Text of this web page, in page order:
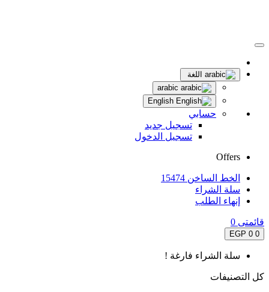
اللغة
حسابي
تسجيل جديد
تسجيل الدخول
Offers
الخط الساخن 15474
سلة الشراء
إنهاء الطلب
قائمتى 0
0
0 EGP
سلة الشراء فارغة !
كل التصنيفات